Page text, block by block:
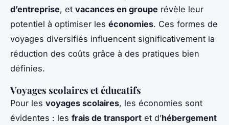
d’entreprise, et vacances en groupe révèle leur
potentiel à optimiser les économies. Ces formes de
voyages diversifiés influencent significativement la
réduction des coûts grâce à des pratiques bien
définies.
Voyages scolaires et éducatifs
Pour les voyages scolaires, les économies sont
évidentes : les frais de transport et d’hébergement